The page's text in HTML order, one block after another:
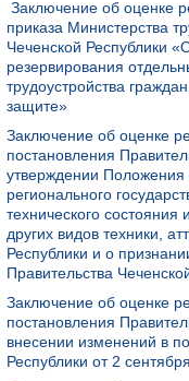
Заключение об оценке
приказа Министерства
Чеченской Республики
резервирования
трудоустройства
защите»
Заключение об оценке
постановления
утверждении Положения
регионального
технического
других видов техники,
Республики и о
Правительства
Заключение об оценке
постановления
внесении изменений в
Республики от 2